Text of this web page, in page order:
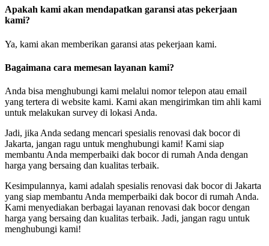
Apakah kami akan mendapatkan garansi atas pekerjaan
kami?
Ya, kami akan memberikan garansi atas pekerjaan kami.
Bagaimana cara memesan layanan kami?
Anda bisa menghubungi kami melalui nomor telepon atau email
yang tertera di website kami. Kami akan mengirimkan tim ahli kami
untuk melakukan survey di lokasi Anda.
Jadi, jika Anda sedang mencari spesialis renovasi dak bocor di
Jakarta, jangan ragu untuk menghubungi kami! Kami siap
membantu Anda memperbaiki dak bocor di rumah Anda dengan
harga yang bersaing dan kualitas terbaik.
Kesimpulannya, kami adalah spesialis renovasi dak bocor di Jakarta
yang siap membantu Anda memperbaiki dak bocor di rumah Anda.
Kami menyediakan berbagai layanan renovasi dak bocor dengan
harga yang bersaing dan kualitas terbaik. Jadi, jangan ragu untuk
menghubungi kami!